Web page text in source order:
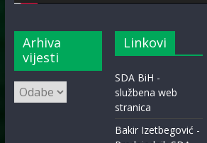
Arhiva
vijesti
Arhiva
vijesti
Linkovi
SDA BiH -
službena web
stranica
Bakir Izetbegović -